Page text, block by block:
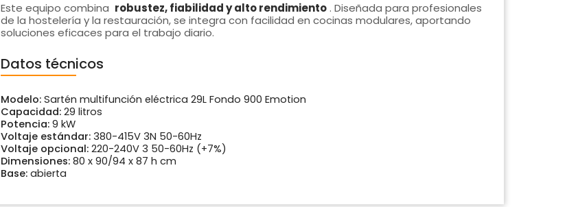
Este equipo combina robustez, fiabilidad y alto rendimiento . Diseñada para profesionales
de la hostelería y la restauración, se integra con facilidad en cocinas modulares, aportando
soluciones eficaces para el trabajo diario.
Datos técnicos
Modelo:Sartén multifunción eléctrica 29L Fondo 900 Emotion
Capacidad:29 litros
Potencia:9 kW
Voltaje estándar:380-415V 3N 50-60Hz
Voltaje opcional:220-240V 3 50-60Hz (+7%)
Dimensiones:80 x 90/94 x 87 h cm
Base:abierta